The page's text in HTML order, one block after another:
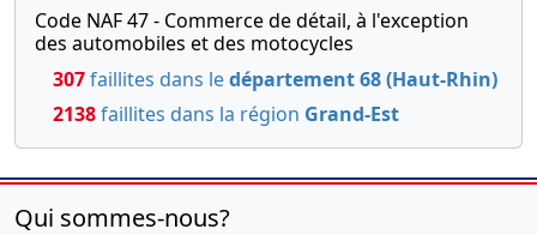
Code NAF 47 - Commerce de détail, à l'exception
des automobiles et des motocycles
307faillites dans ledépartement 68 (Haut-Rhin)
2138faillites dans la région Grand-Est
Qui sommes-nous?